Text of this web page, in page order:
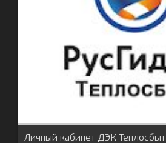
Личный кабинет ДЭК Теплосбыт